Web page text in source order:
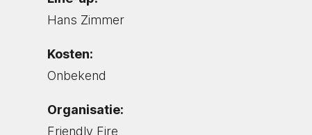
Hans Zimmer
Kosten:
Onbekend
Organisatie:
Friendly Fire